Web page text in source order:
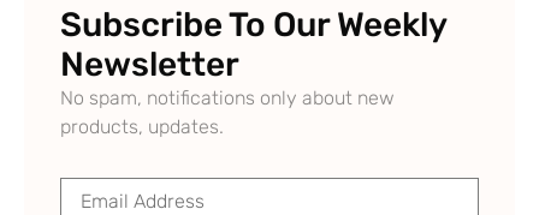
Subscribe To Our Weekly
Newsletter
No spam, notifications only about new
products, updates.